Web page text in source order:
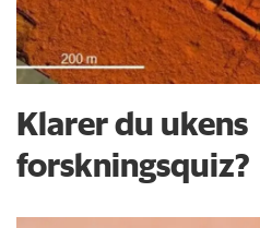
Klarer du ukens
forskningsquiz?